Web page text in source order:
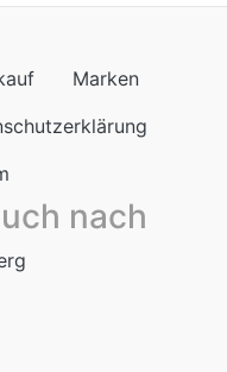
nach